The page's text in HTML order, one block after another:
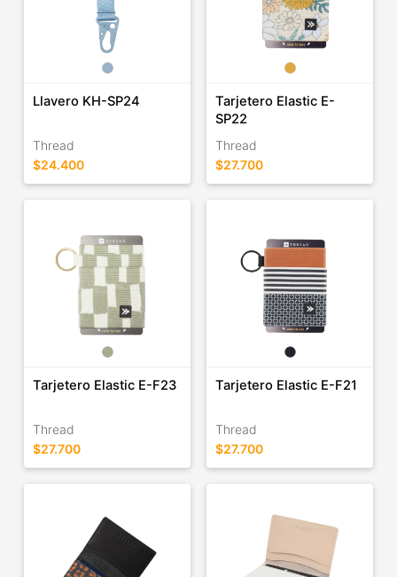
Llavero KH-SP24
Thread
$24.400
Tarjetero Elastic E-
SP22
Thread
$27.700
Tarjetero Elastic E-F23
Thread
$27.700
Tarjetero Elastic E-F21
Thread
$27.700